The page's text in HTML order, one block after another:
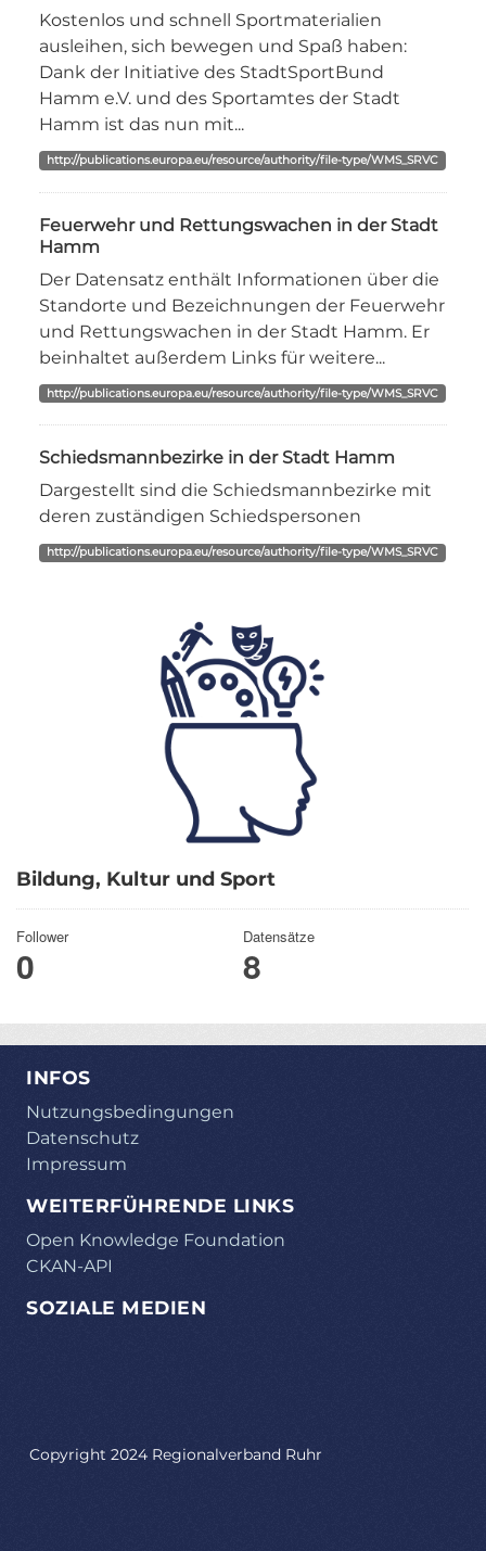
Bildung, Kultur und Sport
Follower
0
Datensätze
8
Kostenlos und schnell Sportmaterialien
ausleihen, sich bewegen und Spaß haben:
Dank der Initiative des StadtSportBund
Hamm e.V. und des Sportamtes der Stadt
Hamm ist das nun mit...
http://publications.europa.eu/resource/authority/file-type/WMS_SRVC
Feuerwehr und Rettungswachen in der Stadt
Hamm
Der Datensatz enthält Informationen über die
Standorte und Bezeichnungen der Feuerwehr
und Rettungswachen in der Stadt Hamm. Er
beinhaltet außerdem Links für weitere...
http://publications.europa.eu/resource/authority/file-type/WMS_SRVC
Schiedsmannbezirke in der Stadt Hamm
Dargestellt sind die Schiedsmannbezirke mit
deren zuständigen Schiedspersonen
http://publications.europa.eu/resource/authority/file-type/WMS_SRVC
INFOS
Nutzungsbedingungen
Datenschutz
Impressum
WEITERFÜHRENDE LINKS
Open Knowledge Foundation
CKAN-API
SOZIALE MEDIEN
Copyright 2024 Regionalverband Ruhr